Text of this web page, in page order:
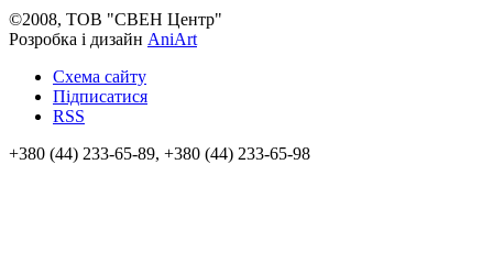
©2008, ТОВ "СВЕН Центр"
Розробка і дизайн AniArt
Схема сайту
Підписатися
RSS
+380 (44) 233-65-89, +380 (44) 233-65-98